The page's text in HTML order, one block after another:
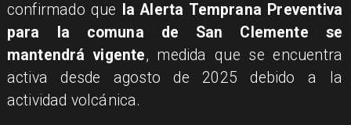
confirmado que
la Alerta Temprana Preventiva
para la comuna de San Clemente se
mantendrá vigente, medida que se encuentra
activa desde agosto de 2025 debido a la
actividad volcánica.